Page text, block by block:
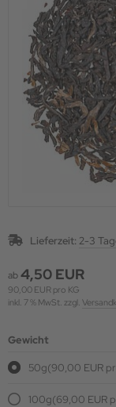
Lieferzeit: 2-3
ab4,50 EUR
90,00 EUR pro KG
inkl. 7 % MwSt. zzgl.
Gewicht
50g(90,00 EUR
100g(69,00 EUR